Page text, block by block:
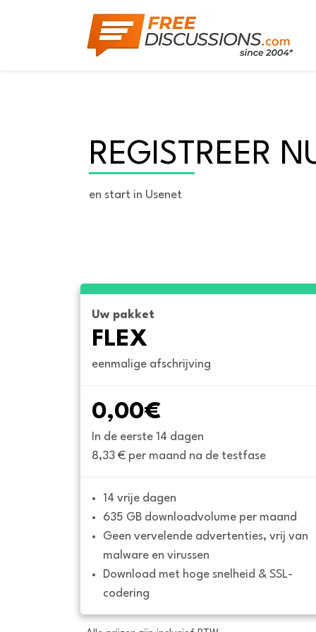
REGISTREER
en start in Usenet
Uw pakket
FLEX
eenmalige afschrijving
0,00€
In de eerste 14 dagen
8,33 € per maand na de testfase
14 vrije dagen
635 GB downloadvolume per maand
Geen vervelende advertenties, vrij van
malware en virussen
Download met hoge snelheid & SSL-
codering